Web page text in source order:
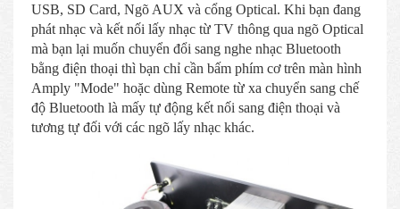
USB, SD Card, Ngõ AUX và cổng Optical. Khi bạn đang
phát nhạc và kết nối lấy nhạc từ TV thông qua ngõ Optical
mà bạn lại muốn chuyển đổi sang nghe nhạc Bluetooth
bằng điện thoại thì bạn chỉ cần bấm phím cơ trên màn hình
Amply "Mode" hoặc dùng Remote từ xa chuyển sang chế
độ Bluetooth là mấy tự động kết nối sang điện thoại và
tương tự đối với các ngõ lấy nhạc khác.